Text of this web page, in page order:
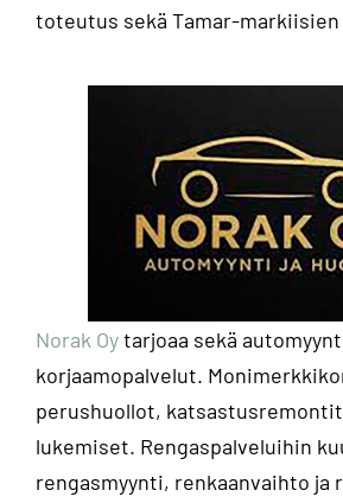
toteutus sekä Tamar-
Norak Oytarjoaa sekä
korjaamopalvelut.
perushuollot,
lukemiset. Rengaspalveluihin
rengasmyynti, renkaanvaihto ja